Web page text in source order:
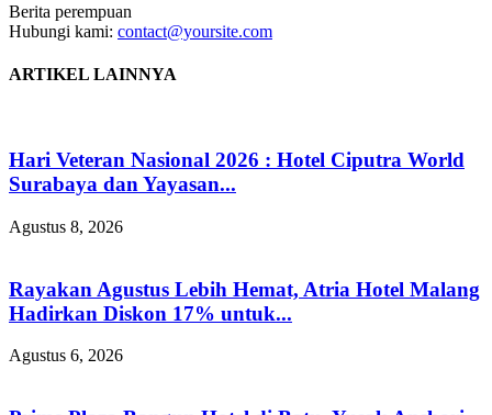
Berita perempuan
Hubungi kami: contact@yoursite.com
ARTIKEL LAINNYA
Hari Veteran Nasional 2026 : Hotel Ciputra World
Surabaya dan Yayasan...
Agustus 8, 2026
Rayakan Agustus Lebih Hemat, Atria Hotel Malang
Hadirkan Diskon 17% untuk...
Agustus 6, 2026